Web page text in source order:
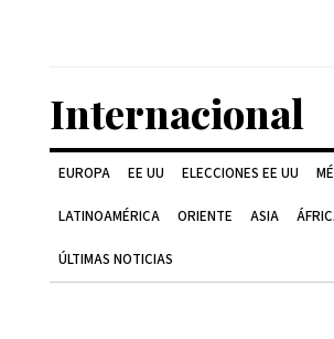
Internacional
EUROPA EE UU ELECCIONES EE UU
LATINOAMÉRICA ORIENTE ASIA
ÚLTIMAS NOTICIAS